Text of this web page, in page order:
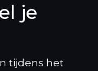
je
tijdens het